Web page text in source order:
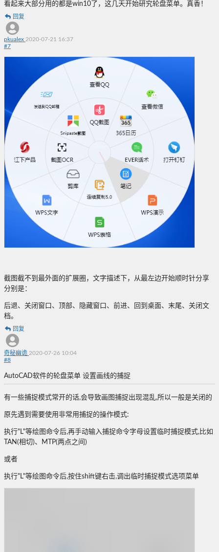
看起来大部分用的都是win10了，这几天开始研究轮盘菜单。真香！
回复
pkualex 2020-07-21 16:37
#7
截图截不到最外面的扩展圈，文字描述下，从最左边开始顺时针分享
分别是：
后退、关闭窗口、顶部、隐藏窗口、前进、回到桌面、末尾、关闭文
档。
回复
奇秘幽诡 2020-07-26 10:04
#8
AutoCAD软件的轮盘菜单 设置画线的捕捉
有一些捕捉模式常开的话,会导致画图捕捉出现混乱,所以一般是关闭的
原先遇到需要使用非常用捕捉的操作模式:
执行"L"等绘图命令后,再手动输入捕捉命令字母设置临时捕捉模式,比如
TAN(相切)、MTP(两点之间)
或者
执行"L"等绘图命令后,按住shift键右击,调出临时捕捉模式选项菜单